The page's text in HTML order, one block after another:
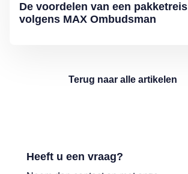
De voordelen van een pakketreis
volgens MAX Ombudsman
Terug naar alle artikelen
Heeft u een vraag?